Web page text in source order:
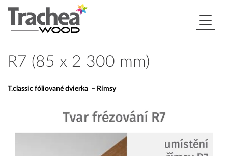
R7 (85 x 2 300 mm)
T.classic fóliované dvierka – Rímsy